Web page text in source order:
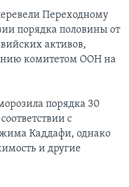
Переходному
порядка половины от
активов,
комитетом ООН на
порядка 30
с
Каддафи, однако
и другие